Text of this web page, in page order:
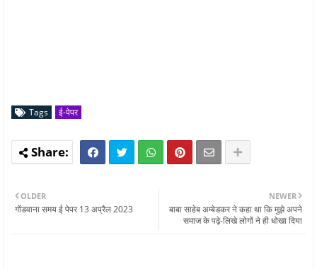
Tags ई-पेपर
NEWER
बाबा साहेब अम्बेडकर ने कहा था कि मुझे अपने
समाज के पढ़े-लिखे लोगों ने ही धोखा दिया
OLDER
गोंडवाना समय ई पेपर 13 अप्रैल 2023